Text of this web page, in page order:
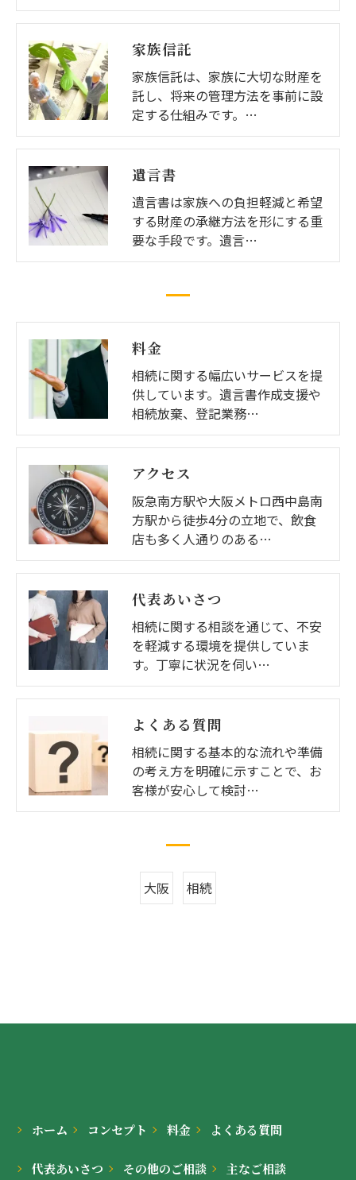
家族信託
家族信託は、家族に大切な財産を
託し、将来の管理方法を事前に設
定する仕組みです。…
遺言書
遺言書は家族への負担軽減と希望
する財産の承継方法を形にする重
要な手段です。遺言…
料金
相続に関する幅広いサービスを提
供しています。遺言書作成支援や
相続放棄、登記業務…
アクセス
阪急南方駅や大阪メトロ西中島南
方駅から徒歩4分の立地で、飲食
店も多く人通りのある…
代表あいさつ
相続に関する相談を通じて、不安
を軽減する環境を提供していま
す。丁寧に状況を伺い…
よくある質問
相続に関する基本的な流れや準備
の考え方を明確に示すことで、お
客様が安心して検討…
大阪 相続
ホーム コンセプト 料金 よくある質問
代表あいさつ その他のご相談 主なご相談